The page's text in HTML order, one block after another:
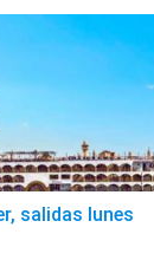
salidas lunes